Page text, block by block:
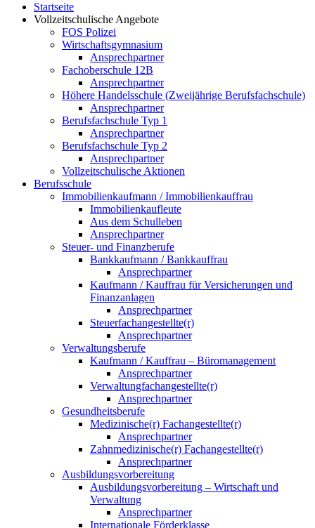
Startseite
Vollzeitschulische Angebote
FOS Polizei
Wirtschaftsgymnasium
Ansprechpartner
Fachoberschule 12B
Ansprechpartner
Höhere Handelsschule (Zweijährige Berufsfachschule)
Ansprechpartner
Berufsfachschule Typ 1
Ansprechpartner
Berufsfachschule Typ 2
Ansprechpartner
Vollzeitschulische Aktionen
Berufsschule
Immobilienkaufmann / Immobilienkauffrau
Immobilienkaufleute
Aus dem Schulleben
Ansprechpartner
Steuer- und Finanzberufe
Bankkaufmann / Bankkauffrau
Ansprechpartner
Kaufmann / Kauffrau für Versicherungen und
Finanzanlagen
Ansprechpartner
Steuerfachangestellte(r)
Ansprechpartner
Verwaltungsberufe
Kaufmann / Kauffrau – Büromanagement
Ansprechpartner
Verwaltungfachangestellte(r)
Ansprechpartner
Gesundheitsberufe
Medizinische(r) Fachangestellte(r)
Ansprechpartner
Zahnmedizinische(r) Fachangestellte(r)
Ansprechpartner
Ausbildungsvorbereitung
Ausbildungsvorbereitung – Wirtschaft und
Verwaltung
Ansprechpartner
Internationale Förderklasse